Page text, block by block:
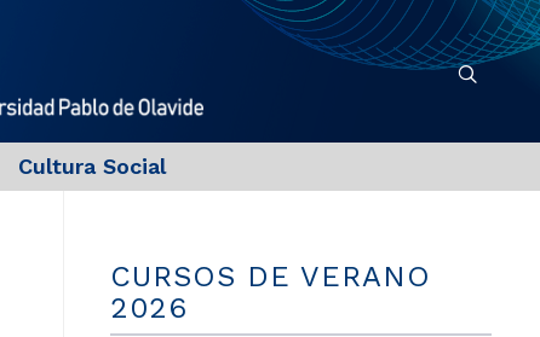
Cultura Social
CURSOS DE VERANO
2026